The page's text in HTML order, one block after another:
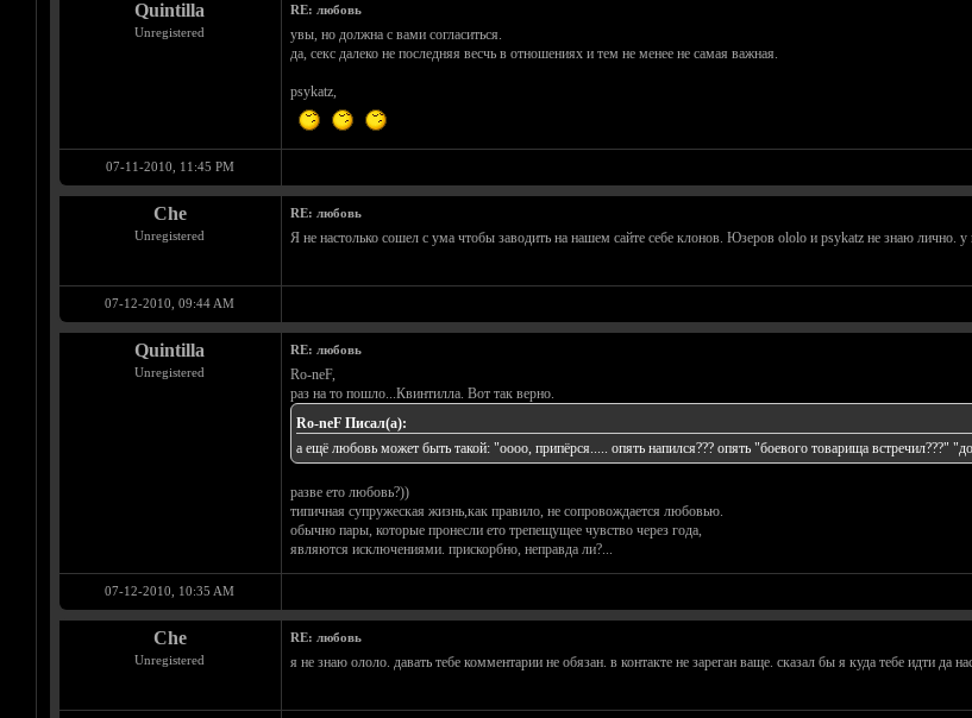
Quintilla
Unregistered
RE: любовь
увы, но должна с вами согласиться.
да, секс далеко не последняя весчь в отношениях и тем не менее не самая важная.
psykatz,
07-11-2010, 11:45 PM
Che
Unregistered
RE: любовь
Я не настолько сошел с ума чтобы заводить на нашем сайте себе клонов. Юзеров ololo и psykatz не знаю лично. у
07-12-2010, 09:44 AM
Quintilla
Unregistered
RE: любовь
Ro-neF,
раз на то пошло...Квинтилла. Вот так верно.
Ro-neF Писал(а):
а ещё любовь может быть такой: "оооо, припёрся..... опять напился??? опять "боевого товарища встречил???"
разве ето любовь?))
типичная супружеская жизнь,как правило, не сопровождается любовью.
обычно пары, которые пронесли ето трепещущее чувство через года,
являются исключениями. прискорбно, неправда ли?...
07-12-2010, 10:35 AM
Che
Unregistered
RE: любовь
я не знаю ололо. давать тебе комментарии не обязан. в контакте не зареган ваще. сказал бы я куда тебе идти да